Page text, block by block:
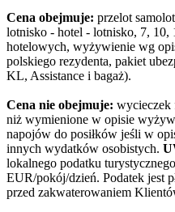
Cena obejmuje: przelot
lotnisko - hotel - lotnisko, 7, 10,
hotelowych, wyżywienie wg
polskiego rezydenta, pakiet
KL, Assistance i bagaż).
Cena nie obejmuje: wycieczek
niż wymienione w opisie
napojów do posiłków jeśli w
innych wydatków osobistych.
lokalnego podatku
EUR/pokój/dzień. Podatek jest
przed zakwaterowaniem